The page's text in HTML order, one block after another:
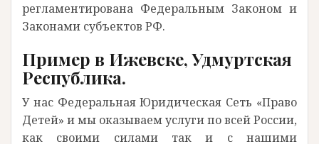
регламентирована Федеральным Законом и
Законами субъектов РФ.
Пример в Ижевске, Удмуртская
Республика.
У нас Федеральная Юридическая Сеть «Право
Детей» и мы оказываем услуги по всей России,
как своими силами так и с нашими